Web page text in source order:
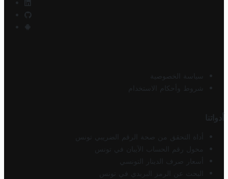
سياسة الخصوصية
شروط وأحكام الاستخدام
أدواتنا
أداة التحقق من صحة الرقم الضريبي تونس
محول رقم الحساب الآيبان في تونس
أسعار صرف الدينار التونسي
البحث عن الرمز البريدي في تونس